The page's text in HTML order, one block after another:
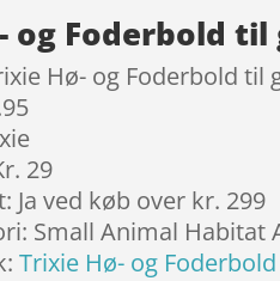
og Foderbold
Hø- og Foderbold til
29
Ja ved køb over kr. 299
Small Animal Habitat
Trixie Hø- og